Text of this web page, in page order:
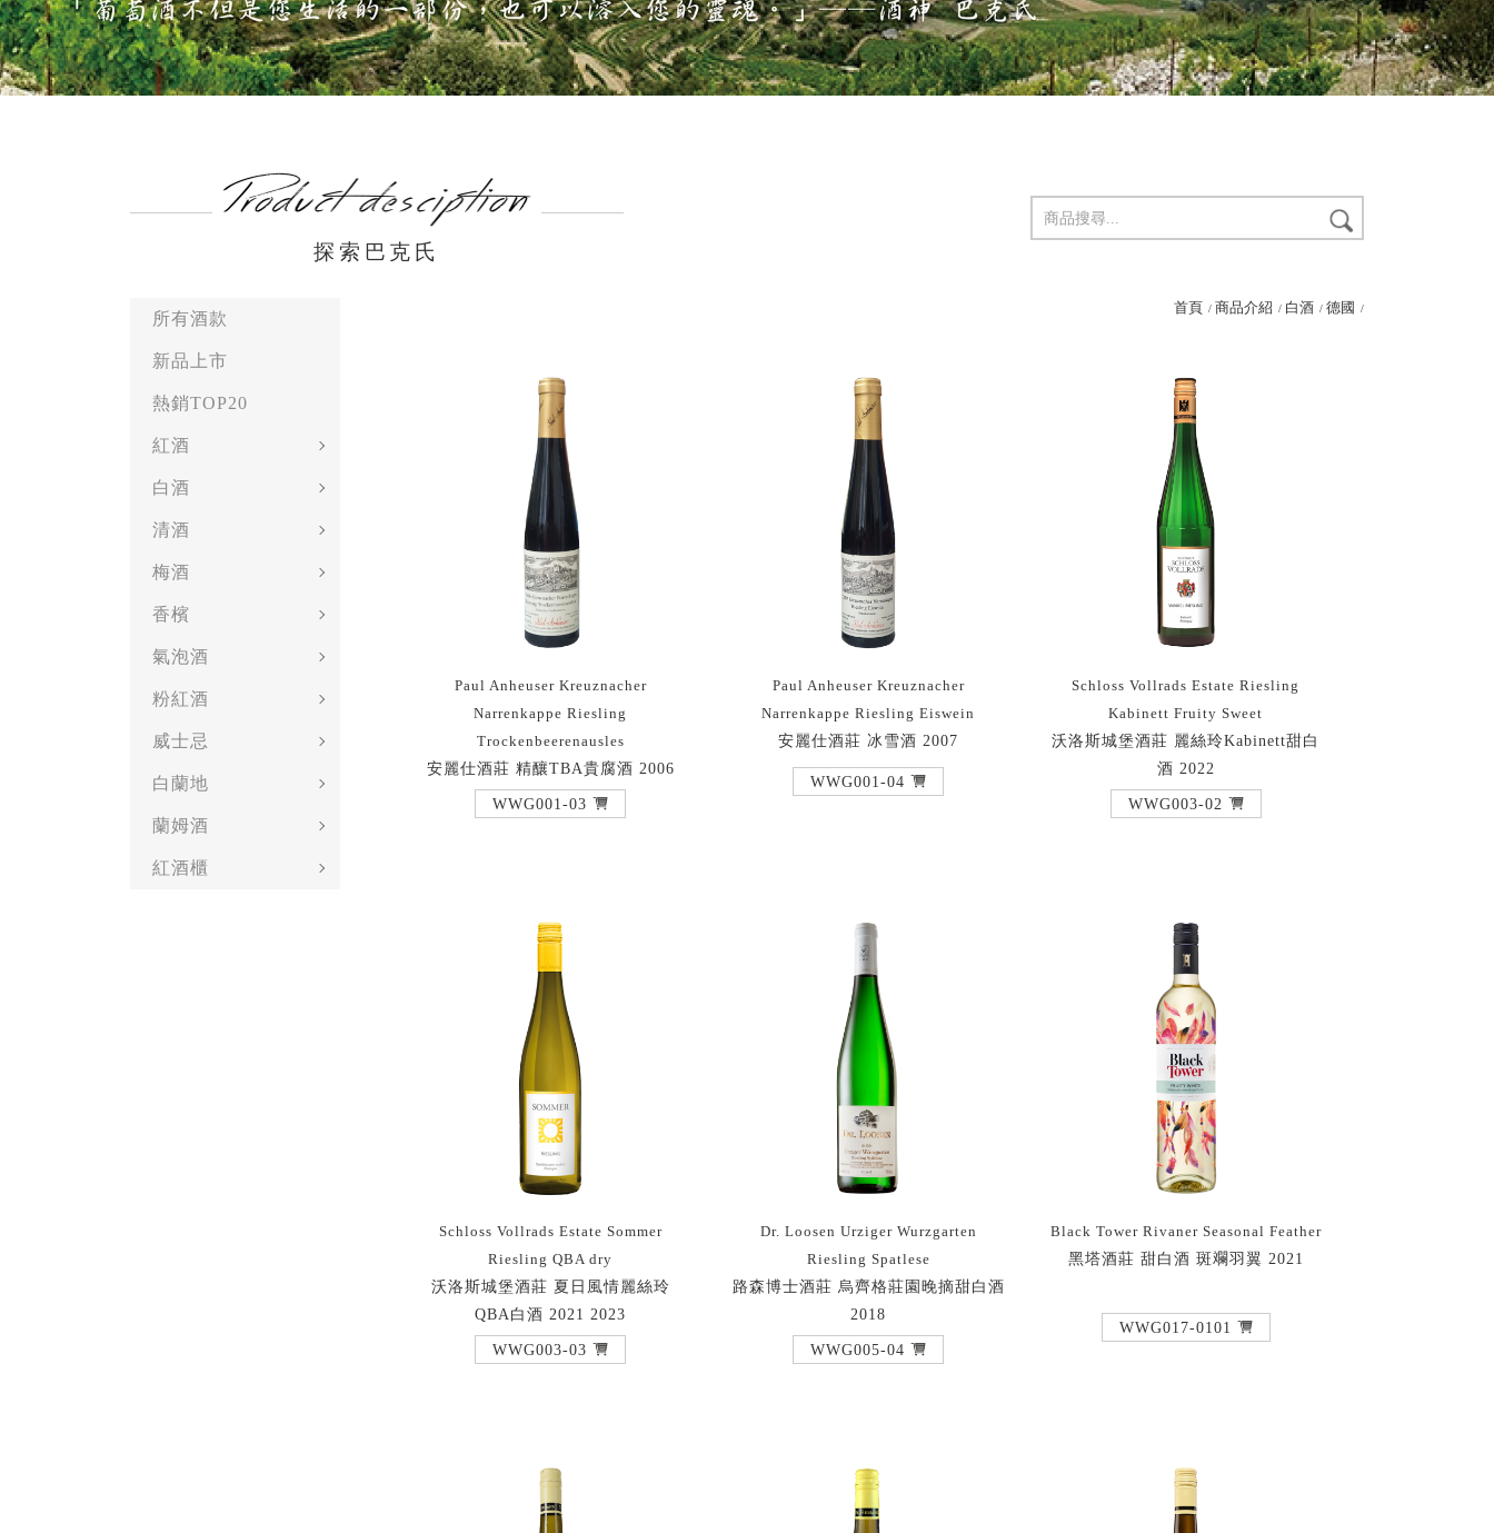
探索巴克氏
所有酒款
新品上市
熱銷TOP20
紅酒
白酒
清酒
梅酒
香檳
氣泡酒
粉紅酒
威士忌
白蘭地
蘭姆酒
紅酒櫃
首頁 商品介紹 白酒 德國
Paul Anheuser Kreuznacher
Narrenkappe Riesling
Trockenbeerenausles
安麗仕酒莊 精釀TBA貴腐酒 2006
WWG001-03
Paul Anheuser Kreuznacher
Narrenkappe Riesling Eiswein
安麗仕酒莊 冰雪酒 2007
WWG001-04
Schloss Vollrads Estate Riesling
Kabinett Fruity Sweet
沃洛斯城堡酒莊 麗絲玲Kabinett甜白
酒 2022
WWG003-02
Schloss Vollrads Estate Sommer
Riesling QBA dry
沃洛斯城堡酒莊 夏日風情麗絲玲
QBA白酒 2021 2023
WWG003-03
Dr. Loosen Urziger Wurzgarten
Riesling Spatlese
路森博士酒莊 烏齊格莊園晚摘甜白酒
2018
WWG005-04
Black Tower Rivaner Seasonal Feather
黑塔酒莊 甜白酒 斑斕羽翼 2021
WWG017-0101